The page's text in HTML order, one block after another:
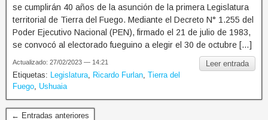
se cumplirán 40 años de la asunción de la primera Legislatura
territorial de Tierra del Fuego. Mediante el Decreto N° 1.255 del
Poder Ejecutivo Nacional (PEN), firmado el 21 de julio de 1983,
se convocó al electorado fueguino a elegir el 30 de octubre […]
Leer entrada
Actualizado: 27/02/2023 — 14:21
Etiquetas: Legislatura Ricardo Furlan Tierra del
Fuego Ushuaia
← Entradas anteriores